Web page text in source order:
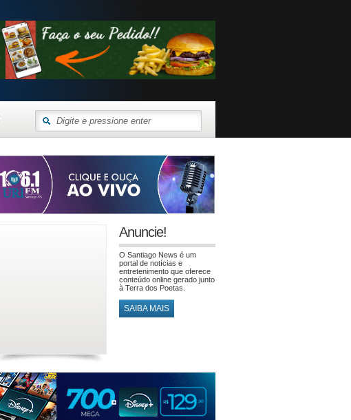
Anuncie!
O Santiago News é um
portal de notícias e
entretenimento que oferece
conteúdo online gerado junto
à Terra dos Poetas.
SAIBA MAIS